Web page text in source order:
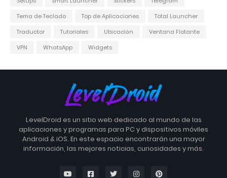
Tema de Teclado
Top de Aplicaciones
Total Launcher
Traductor
Tutoriales Ubicación
Ventana Flotante
VPN
WhatsApp Widgets
LevelDroid es un sitio web dedicado al mundo de las
aplicaciones y programas para PC y dispositivos móviles
Android & iOS. En este espacio encontrarán una mayor
información, las mejores noticias, curiosidades y más.